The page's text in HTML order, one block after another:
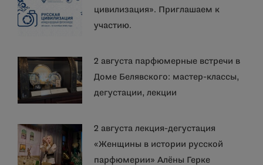
цивилизация». Приглашаем к
участию.
2 августа парфюмерные встречи в
Доме Белявского: мастер-классы,
дегустации, лекции
2 августа лекция-дегустация
«Женщины в истории русской
парфюмерии» Алёны Герке